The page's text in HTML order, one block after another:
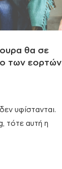
θα σε
των εορτών
υφίστανται.
τότε αυτή η